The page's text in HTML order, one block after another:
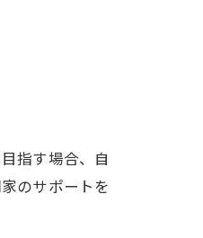
指す場合、自
のサポートを